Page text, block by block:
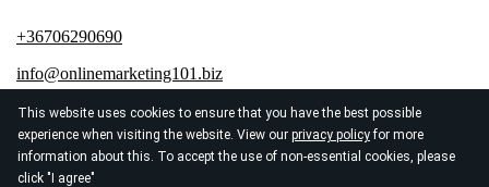
This website uses cookies to ensure that you have the best possible
experience when visiting the website. View our privacy policyfor more
information about this. To accept the use of non-essential cookies, please
click "I agree"
+36706290690
info@onlinemarketing101.biz